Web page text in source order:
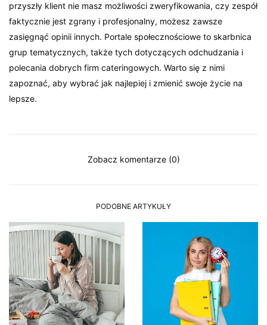
przyszły klient nie masz możliwości zweryfikowania, czy zespół
faktycznie jest zgrany i profesjonalny, możesz zawsze
zasięgnąć opinii innych. Portale społecznościowe to skarbnica
grup tematycznych, także tych dotyczących odchudzania i
polecania dobrych firm cateringowych. Warto się z nimi
zapoznać, aby wybrać jak najlepiej i zmienić swoje życie na
lepsze.
Zobacz komentarze (0)
PODOBNE ARTYKUŁY